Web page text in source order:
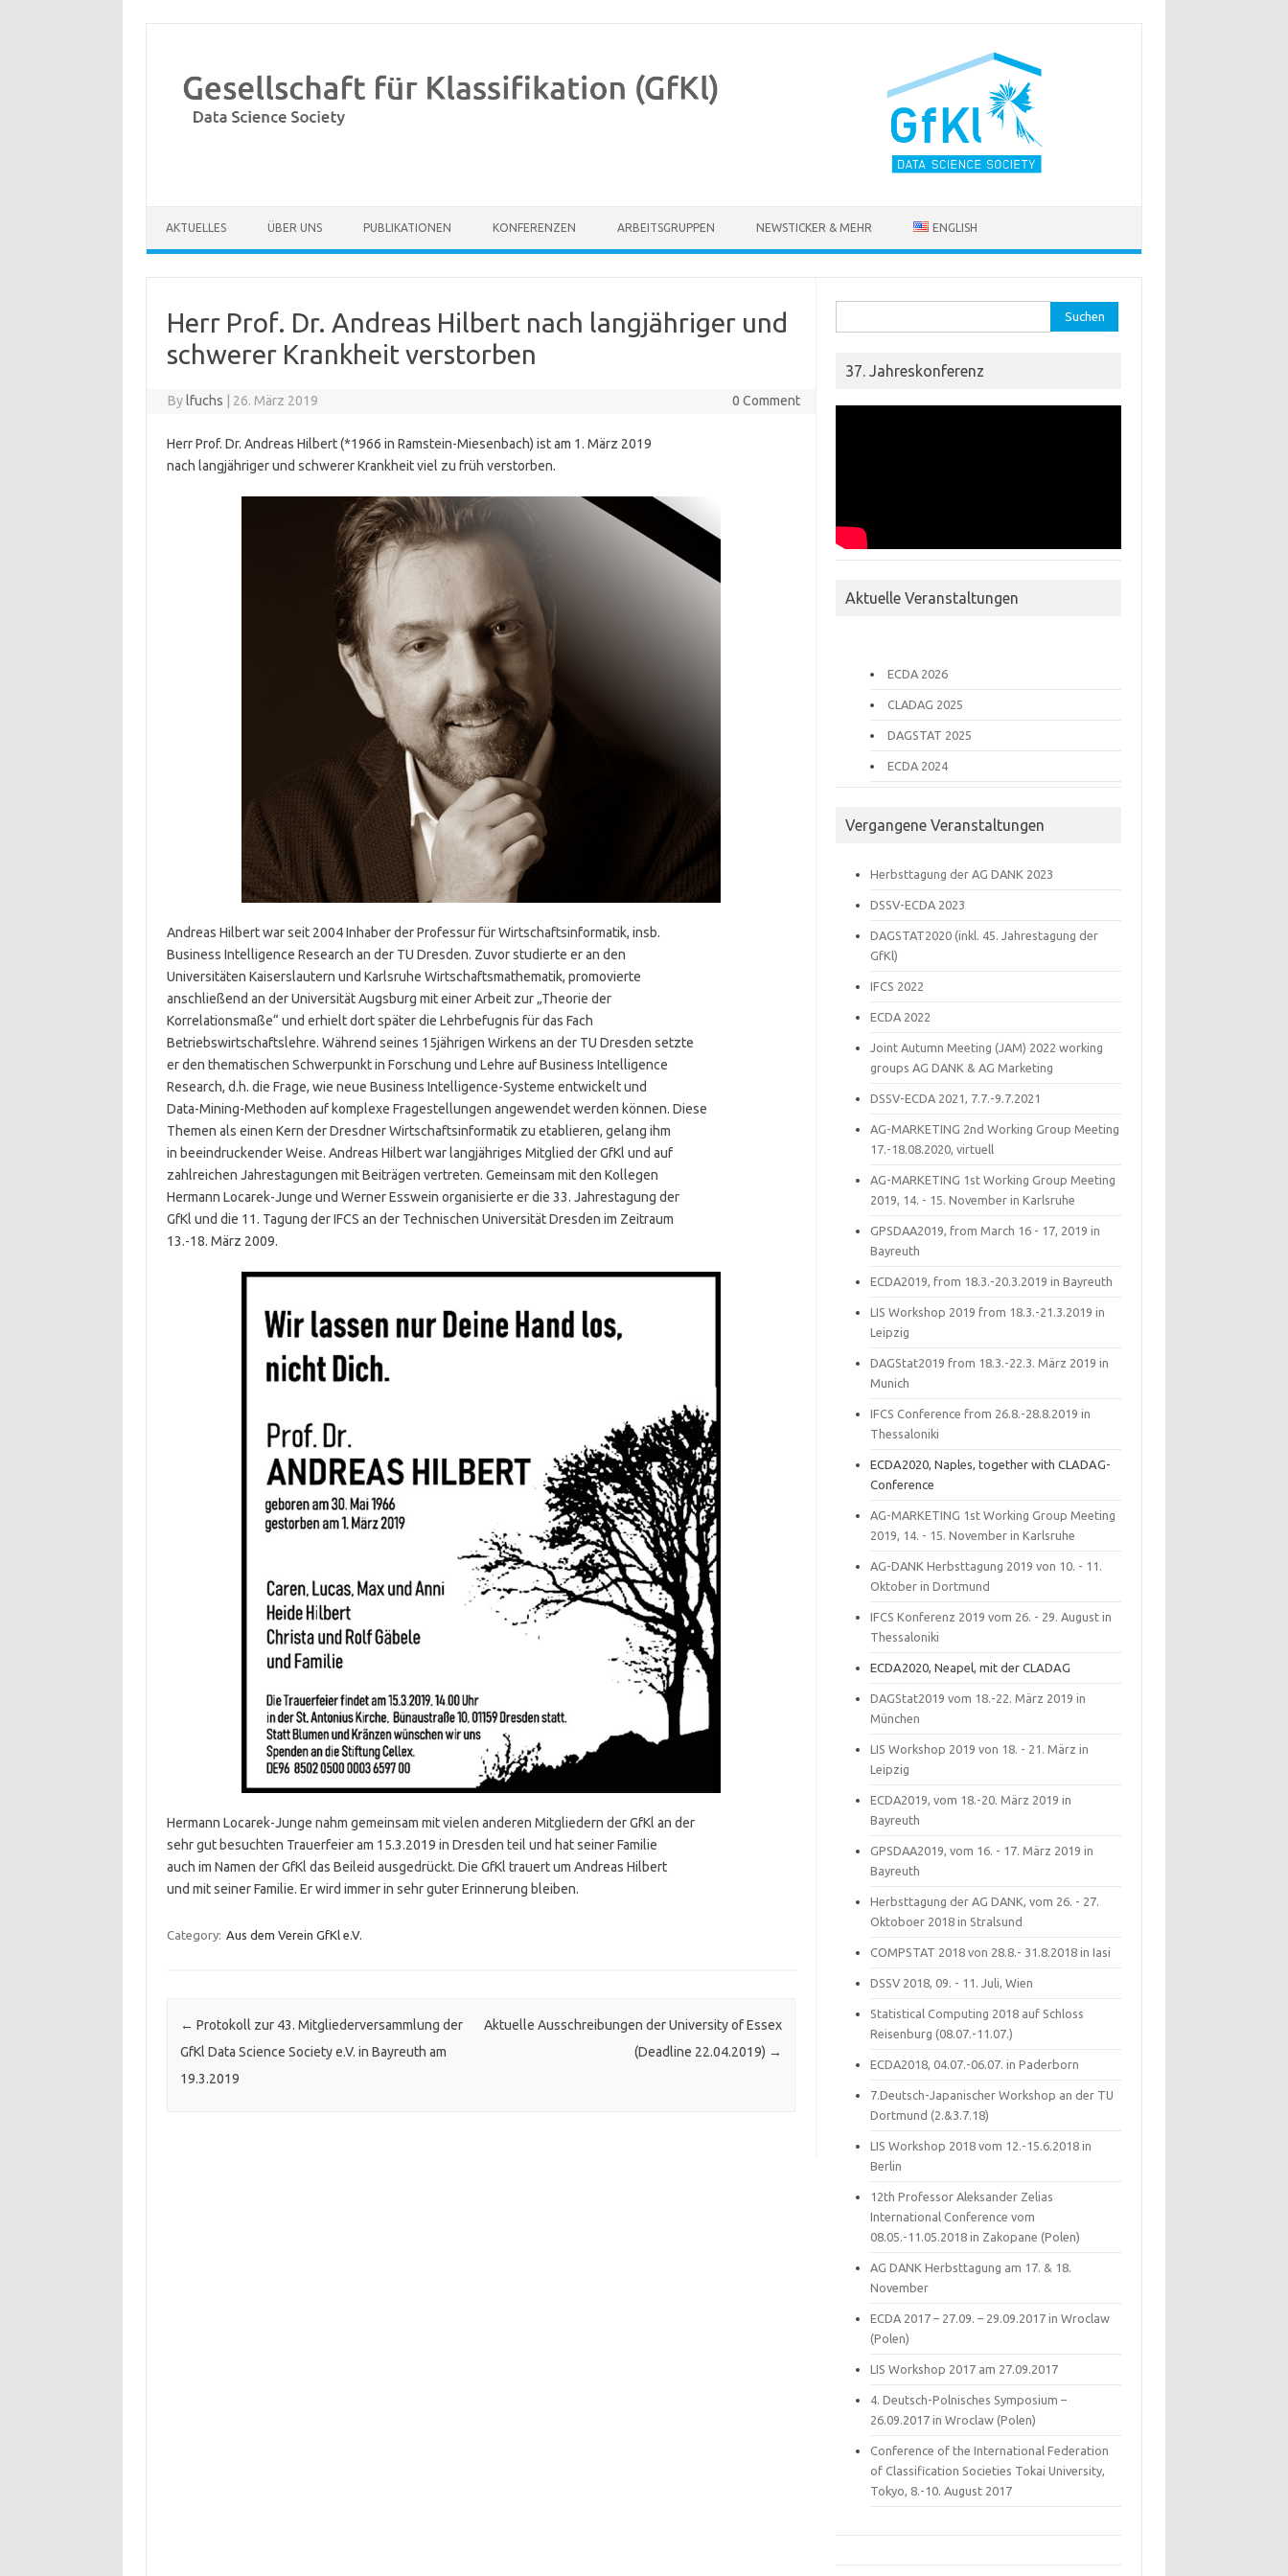
AKTUELLES ÜBER UNS PUBLIKATIONEN KONFERENZEN ARBEITSGRUPPEN NEWSTICKER & MEHR ENGLISH
Herr Prof. Dr. Andreas Hilbert nach langjähriger und
schwerer Krankheit verstorben
Bylfuchs 26. März 2019 0 Comment
Herr Prof. Dr. Andreas Hilbert (*1966 in Ramstein-Miesenbach) ist am 1. März 2019
nach langjähriger und schwerer Krankheit viel zu früh verstorben.
Andreas Hilbert war seit 2004 Inhaber der Professur für Wirtschaftsinformatik, insb.
Business Intelligence Research an der TU Dresden. Zuvor studierte er an den
Universitäten Kaiserslautern und Karlsruhe Wirtschaftsmathematik, promovierte
anschließend an der Universität Augsburg mit einer Arbeit zur „Theorie der
Korrelationsmaße“ und erhielt dort später die Lehrbefugnis für das Fach
Betriebswirtschaftslehre. Während seines 15jährigen Wirkens an der TU Dresden setzte
er den thematischen Schwerpunkt in Forschung und Lehre auf Business Intelligence
Research, d.h. die Frage, wie neue Business Intelligence-Systeme entwickelt und
Data-Mining-Methoden auf komplexe Fragestellungen angewendet werden können. Diese
Themen als einen Kern der Dresdner Wirtschaftsinformatik zu etablieren, gelang ihm
in beeindruckender Weise. Andreas Hilbert war langjähriges Mitglied der GfKl und auf
zahlreichen Jahrestagungen mit Beiträgen vertreten. Gemeinsam mit den Kollegen
Hermann Locarek-Junge und Werner Esswein organisierte er die 33. Jahrestagung der
GfKl und die 11. Tagung der IFCS an der Technischen Universität Dresden im Zeitraum
13.-18. März 2009.
Hermann Locarek-Junge nahm gemeinsam mit vielen anderen Mitgliedern der GfKl an der
sehr gut besuchten Trauerfeier am 15.3.2019 in Dresden teil und hat seiner Familie
auch im Namen der GfKl das Beileid ausgedrückt. Die GfKl trauert um Andreas Hilbert
und mit seiner Familie. Er wird immer in sehr guter Erinnerung bleiben.
Category: Aus dem Verein GfKl e.V.
Post navigation
← Protokoll zur 43. Mitgliederversammlung der
GfKl Data Science Society e.V. in Bayreuth am
19.3.2019
Aktuelle Ausschreibungen der University of Essex
(Deadline 22.04.2019) →
37. Jahreskonferenz
Aktuelle Veranstaltungen
ECDA 2026
CLADAG 2025
DAGSTAT 2025
ECDA 2024
Vergangene Veranstaltungen
Herbsttagung der AG DANK 2023
DSSV-ECDA 2023
DAGSTAT2020 (inkl. 45. Jahrestagung der
GfKl)
IFCS 2022
ECDA 2022
Joint Autumn Meeting (JAM) 2022 working
groups AG DANK & AG Marketing
DSSV-ECDA 2021, 7.7.-9.7.2021
AG-MARKETING 2nd Working Group Meeting
17.-18.08.2020, virtuell
AG-MARKETING 1st Working Group Meeting
2019, 14. - 15. November in Karlsruhe
GPSDAA2019, from March 16 - 17, 2019 in
Bayreuth
ECDA2019, from 18.3.-20.3.2019 in Bayreuth
LIS Workshop 2019 from 18.3.-21.3.2019 in
Leipzig
DAGStat2019 from 18.3.-22.3. März 2019 in
Munich
IFCS Conference from 26.8.-28.8.2019 in
Thessaloniki
ECDA2020, Naples, together with CLADAG-
Conference
AG-MARKETING 1st Working Group Meeting
2019, 14. - 15. November in Karlsruhe
AG-DANK Herbsttagung 2019 von 10. - 11.
Oktober in Dortmund
IFCS Konferenz 2019 vom 26. - 29. August in
Thessaloniki
ECDA2020, Neapel, mit der CLADAG
DAGStat2019 vom 18.-22. März 2019 in
München
LIS Workshop 2019 von 18. - 21. März in
Leipzig
ECDA2019, vom 18.-20. März 2019 in
Bayreuth
GPSDAA2019, vom 16. - 17. März 2019 in
Bayreuth
Herbsttagung der AG DANK, vom 26. - 27.
Oktoboer 2018 in Stralsund
COMPSTAT 2018 von 28.8.- 31.8.2018 in Iasi
DSSV 2018, 09. - 11. Juli, Wien
Statistical Computing 2018 auf Schloss
Reisenburg (08.07.-11.07.)
ECDA2018, 04.07.-06.07. in Paderborn
7.Deutsch-Japanischer Workshop an der TU
Dortmund (2.&3.7.18)
LIS Workshop 2018 vom 12.-15.6.2018 in
Berlin
12th Professor Aleksander Zelias
International Conference vom
08.05.-11.05.2018 in Zakopane (Polen)
AG DANK Herbsttagung am 17. & 18.
November
ECDA 2017 – 27.09. – 29.09.2017 in Wroclaw
(Polen)
LIS Workshop 2017 am 27.09.2017
4. Deutsch-Polnisches Symposium –
26.09.2017 in Wroclaw (Polen)
Conference of the International Federation
of Classification Societies Tokai University,
Tokyo, 8.-10. August 2017